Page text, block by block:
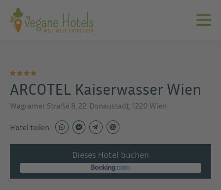
ARCOTEL Kaiserwasser Wien
Wagramer Straße 8, 22. Donaustadt, 1220 Wien
Hotel teilen:
Dieses Hotel buchen